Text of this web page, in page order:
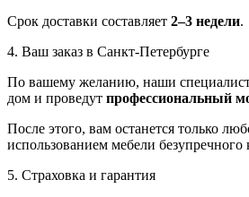
Срок доставки составляет 2–3 недели.
4. Ваш заказ в Санкт-Петербурге
По вашему желанию, наши
дом и проведут профессиональный
После этого, вам останется только
использованием мебели безупречного
5. Страховка и гарантия